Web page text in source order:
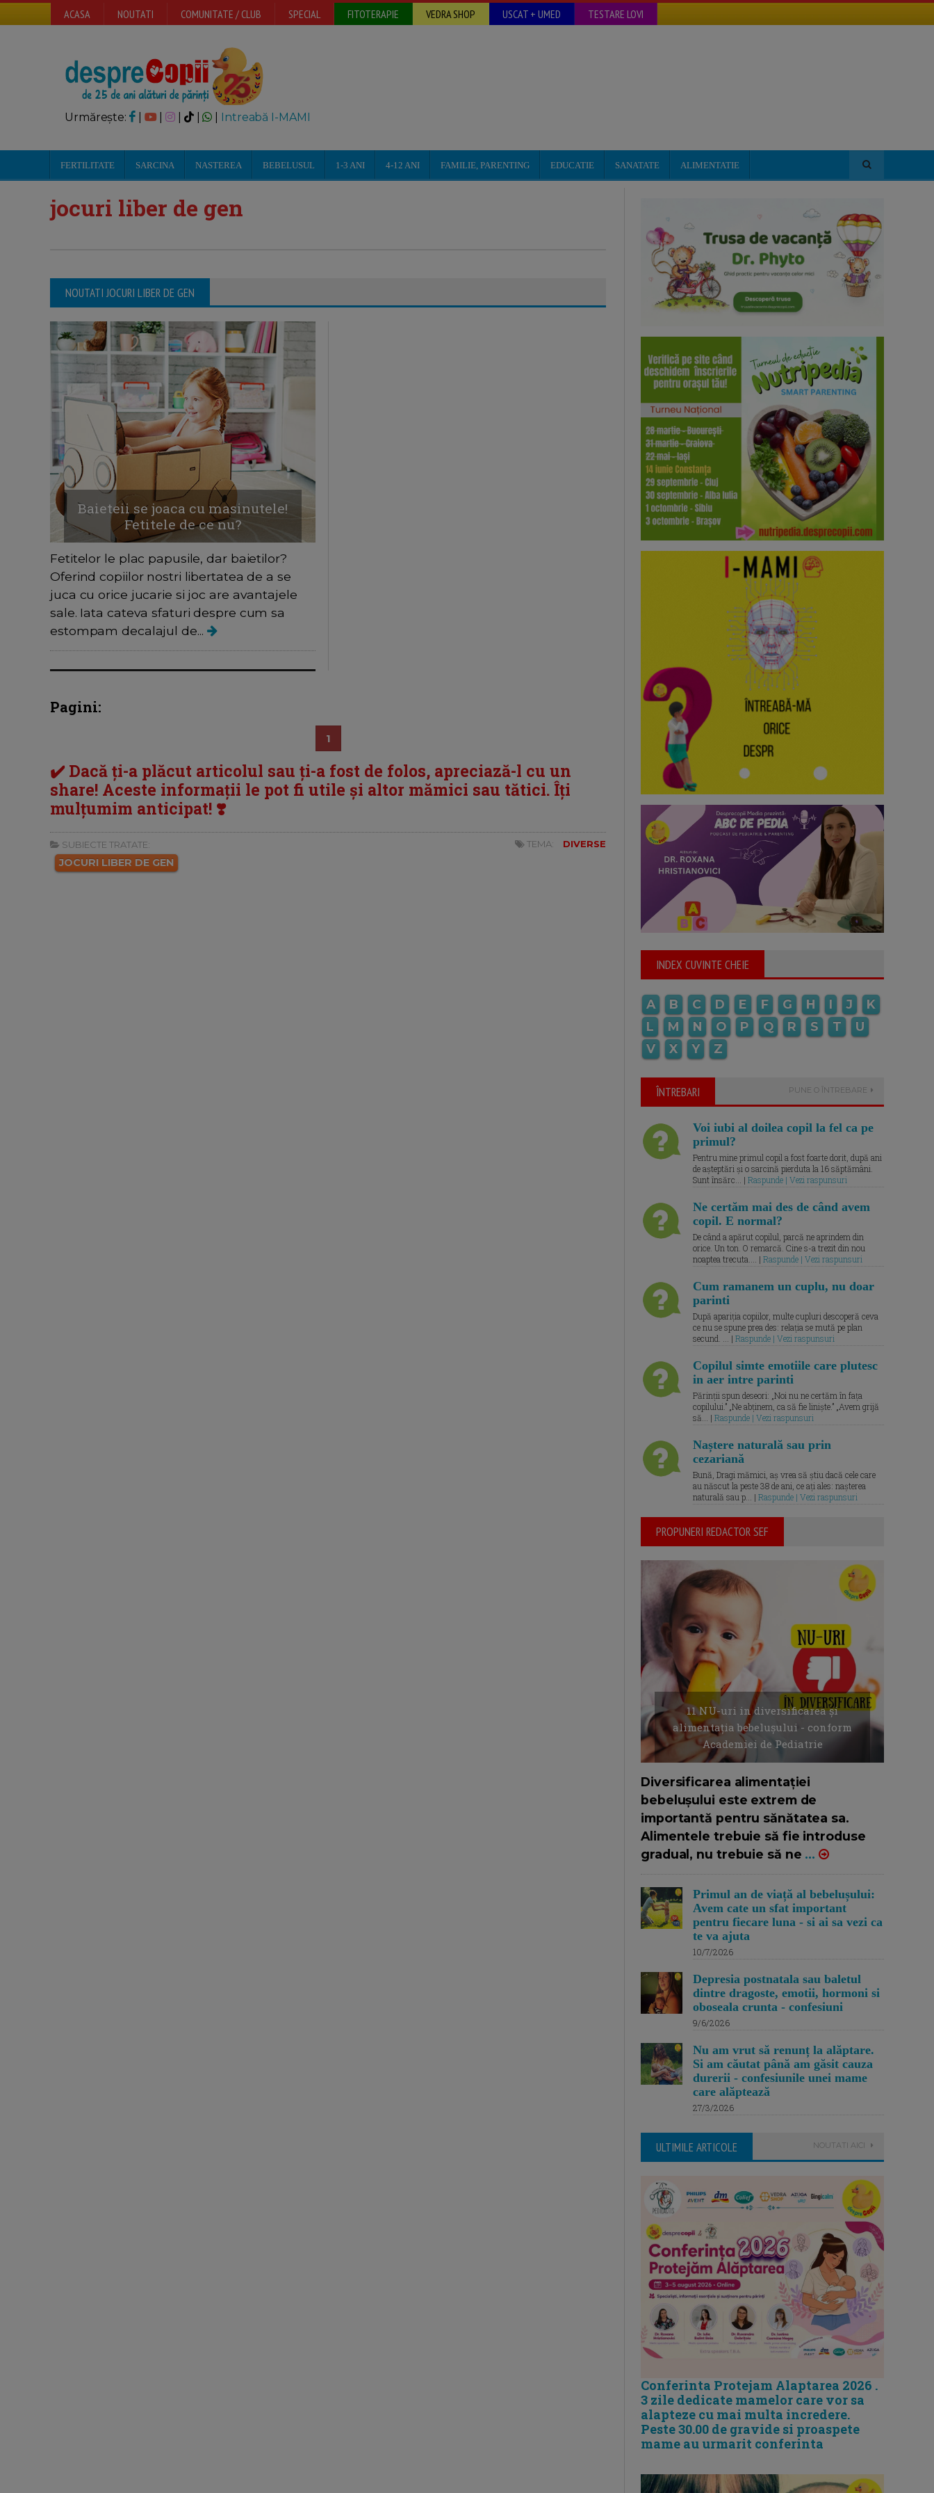
ACASA NOUTATI COMUNITATE / CLUB SPECIAL FITOTERAPIE VEDRA SHOP USCAT + UMED TESTARE LOVI
Urmărește: | | Intreabă I-MAMI
FERTILITATE SARCINA NASTEREA BEBELUSUL 1-3 ANI 4-12 ANI FAMILIE, PARENTING EDUCATIE SANATATE ALIMENTATIE
jocuri liber de gen
NOUTATI JOCURI LIBER DE GEN
Baieteii se joaca cu masinutele!
Fetitele de ce nu?
Fetitelor le plac papusile, dar baietilor?
Oferind copiilor nostri libertatea de a se
juca cu orice jucarie si joc are avantajele
sale. Iata cateva sfaturi despre cum sa
estompam decalajul de...
Pagini:
1
✔️ Dacă ți-a plăcut articolul sau ți-a fost de folos, apreciază-l cu un
share! Aceste informații le pot fi utile și altor mămici sau tătici. Îți
mulțumim anticipat! ❣️
SUBIECTE TRATATE:
JOCURI LIBER DE GEN
TEMA: DIVERSE
INDEX CUVINTE CHEIE
A B C D E F G H I J
K
L
M N O P Q R S T
U
V
X Y Z
ÎNTREBARI PUNE O ÎNTREBARE
Voi iubi al doilea copil la fel ca pe
primul?
Pentru mine primul copil a fost foarte dorit, după ani
de așteptări și o sarcină pierduta la 16 săptămâni.
Sunt însărc... | Raspunde | Vezi raspunsuri
Ne certăm mai des de când avem
copil. E normal?
De când a apărut copilul, parcă ne aprindem din
orice. Un ton. O remarcă. Cine s-a trezit din nou
noaptea trecuta.... | Raspunde | Vezi raspunsuri
Cum ramanem un cuplu, nu doar
parinti
După apariția copiilor, multe cupluri descoperă ceva
ce nu se spune prea des: relația se mută pe plan
secund. ... | Raspunde | Vezi raspunsuri
Copilul simte emotiile care plutesc
in aer intre parinti
Părinții spun deseori: „Noi nu ne certăm în fața
copilului.” „Ne abținem, ca să fie liniște.” „Avem grijă
să... | Raspunde | Vezi raspunsuri
Naștere naturală sau prin
cezariană
Bună, Dragi mămici, aș vrea să știu dacă cele care
au născut la peste 38 de ani, ce ați ales: nașterea
naturală sau p... | Raspunde | Vezi raspunsuri
PROPUNERI REDACTOR SEF
11 NU-uri in diversificarea și
alimentația bebelușului - conform
Academiei de Pediatrie
Diversificarea alimentației
bebelușului este extrem de
importantă pentru sănătatea sa.
Alimentele trebuie să fie introduse
gradual, nu trebuie să ne ...
Primul an de viață al bebelușului:
Avem cate un sfat important
pentru fiecare luna - si ai sa vezi ca
te va ajuta
10/7/2026
Depresia postnatala sau baletul
dintre dragoste, emotii, hormoni si
oboseala crunta - confesiuni
9/6/2026
Nu am vrut să renunț la alăptare.
Si am căutat până am găsit cauza
durerii - confesiunile unei mame
care alăptează
27/3/2026
ULTIMILE ARTICOLE NOUTATI AICI
Conferinta Protejam Alaptarea 2026 .
3 zile dedicate mamelor care vor sa
alapteze cu mai multa incredere.
Peste 30.00 de gravide si proaspete
mame au urmarit conferinta